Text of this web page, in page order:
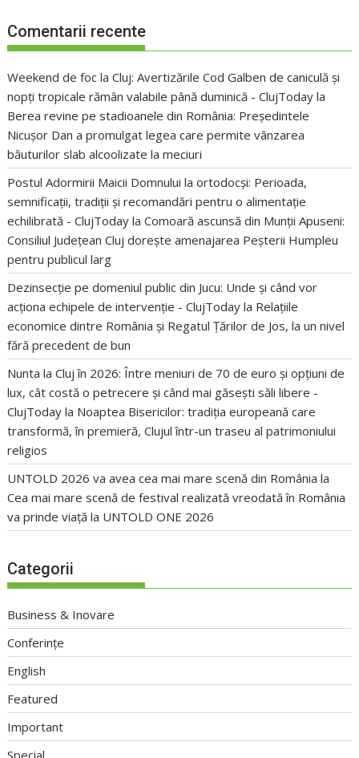
Comentarii recente
Weekend de foc la Cluj: Avertizările Cod Galben de caniculă și
nopți tropicale rămân valabile până duminică - ClujToday la
Berea revine pe stadioanele din România: Președintele
Nicușor Dan a promulgat legea care permite vânzarea
băuturilor slab alcoolizate la meciuri
Postul Adormirii Maicii Domnului la ortodocși: Perioada,
semnificații, tradiții și recomandări pentru o alimentație
echilibrată - ClujToday laComoară ascunsă din Munții Apuseni:
Consiliul Județean Cluj dorește amenajarea Peșterii Humpleu
pentru publicul larg
Dezinsecție pe domeniul public din Jucu: Unde și când vor
acționa echipele de intervenție - ClujToday la Relațiile
economice dintre România și Regatul Țărilor de Jos, la un nivel
fără precedent de bun
Nunta la Cluj în 2026: Între meniuri de 70 de euro și opțiuni de
lux, cât costă o petrecere și când mai găsești săli libere -
ClujToday la Noaptea Bisericilor: tradiția europeană care
transformă, în premieră, Clujul într-un traseu al patrimoniului
religios
UNTOLD 2026 va avea cea mai mare scenă din România la
Cea mai mare scenă de festival realizată vreodată în România
va prinde viață la UNTOLD ONE 2026
Categorii
Business & Inovare
Conferințe
English
Featured
Important
Special